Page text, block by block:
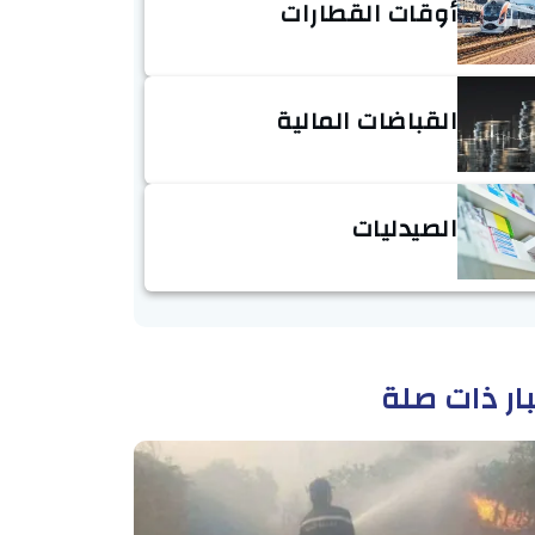
أوقات القطارات
القباضات المالية
الصيدليات
ذات صلة